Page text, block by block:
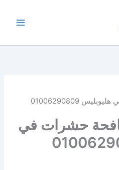
افضل شركة مكافحة حشرات في هليوبليس 01006290809
حشرات في
01006290809